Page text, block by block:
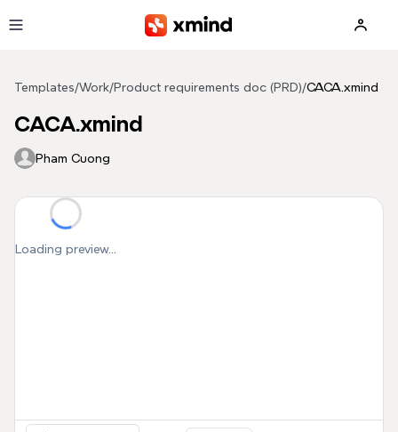
Templates/Work/Product requirements doc (PRD)/CACA.xmind
CACA.xmind
Pham Cuong
Loading preview...